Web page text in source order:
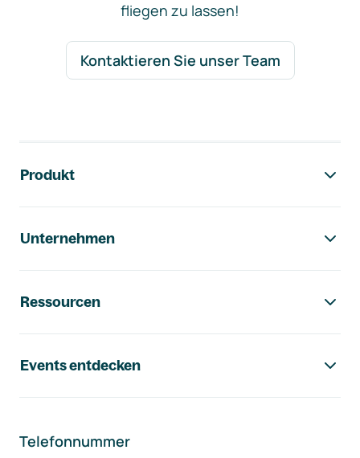
fliegen zu lassen!
Kontaktieren Sie unser Team
Produkt
Unternehmen
Ressourcen
Events entdecken
Telefonnummer